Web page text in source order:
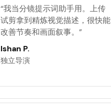
“我当分镜提示词助手用。上传
试剪拿到精炼视觉描述，很快能
改善节奏和画面叙事。 ”
Ishan P.
独立导演